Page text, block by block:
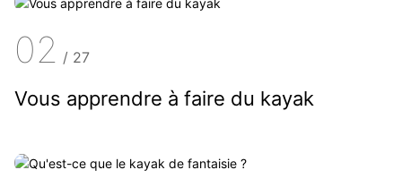
02 / 27
Vous apprendre à faire du kayak